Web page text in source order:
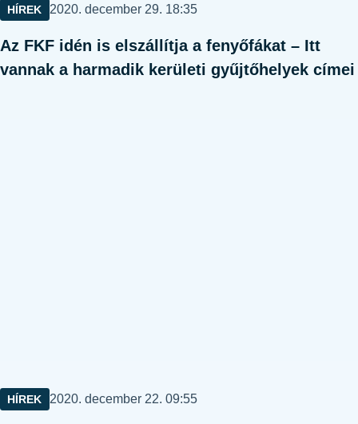
HÍREK Közzétéve:
2020. december 29. 18:35
Az FKF idén is elszállítja a fenyőfákat – Itt
vannak a harmadik kerületi gyűjtőhelyek címei
HÍREK Közzétéve:
2020. december 22. 09:55